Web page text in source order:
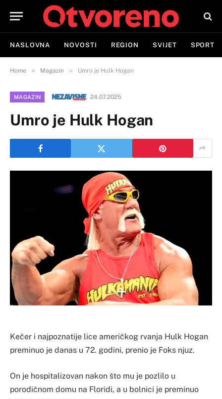
NASLOVNA NOVOSTI REGION SVIJET SPORT
Home » Magazin » Umro je Hulk Hogan
MAGAZIN 24.07.2025
Umro je Hulk Hogan
Kečer i najpoznatije lice američkog rvanja Hulk Hogan
preminuo je danas u 72. godini, prenio je Foks njuz.
On je hospitalizovan nakon što mu je pozlilo u
porodičnom domu na Floridi, a u bolnici je preminuo